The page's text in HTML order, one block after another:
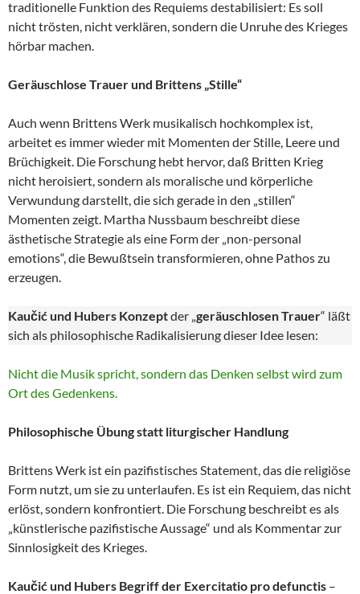
traditionelle Funktion des Requiems destabilisiert: Es soll
nicht trösten, nicht verklären, sondern die Unruhe des Krieges
hörbar machen.
Geräuschlose Trauer und Brittens „Stille“
Auch wenn Brittens Werk musikalisch hochkomplex ist,
arbeitet es immer wieder mit Momenten der Stille, Leere und
Brüchigkeit. Die Forschung hebt hervor, daß Britten Krieg
nicht heroisiert, sondern als moralische und körperliche
Verwundung darstellt, die sich gerade in den „stillen“
Momenten zeigt. Martha Nussbaum beschreibt diese
ästhetische Strategie als eine Form der „non-personal
emotions“, die Bewußtsein transformieren, ohne Pathos zu
erzeugen.
Kaučić und Hubers Konzeptder „geräuschlosen Trauer“ läßt
sich als philosophische Radikalisierung dieser Idee lesen:
Nicht die Musik spricht, sondern das Denken selbst wird zum
Ort des Gedenkens.
Philosophische Übung statt liturgischer Handlung
Brittens Werk ist ein pazifistisches Statement, das die religiöse
Form nutzt, um sie zu unterlaufen. Es ist ein Requiem, das nicht
erlöst, sondern konfrontiert. Die Forschung beschreibt es als
„künstlerische pazifistische Aussage“ und als Kommentar zur
Sinnlosigkeit des Krieges.
Kaučić und Hubers Begriff der Exercitatio pro defunctis –